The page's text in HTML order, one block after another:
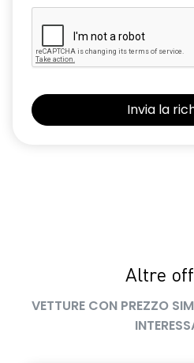
Altre
VETTURE CON PREZZO